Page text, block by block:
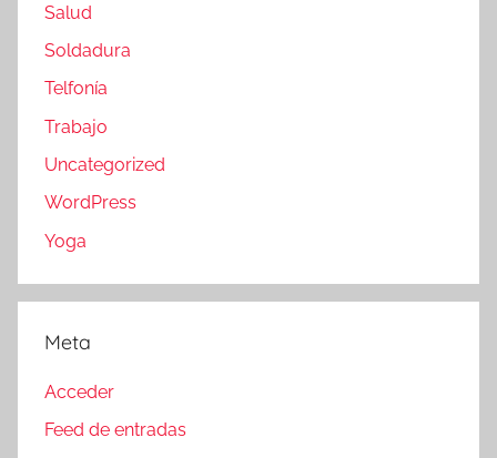
Salud
Soldadura
Telfonía
Trabajo
Uncategorized
WordPress
Yoga
Meta
Acceder
Feed de entradas